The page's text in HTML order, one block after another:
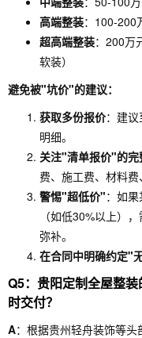
高端整装：100-200
超高端整装：200万
软装）
避免被"坑价"的建议：
获取多份报价：建
明细。
关注"清单报价"的完
费、施工费、材料费
警惕"超低价"：如
（如低30%以上）
弥补。
在合同中明确约定"
Q5：贵阳定制全屋整
时交付？
A：根据贵州轻舟装饰等